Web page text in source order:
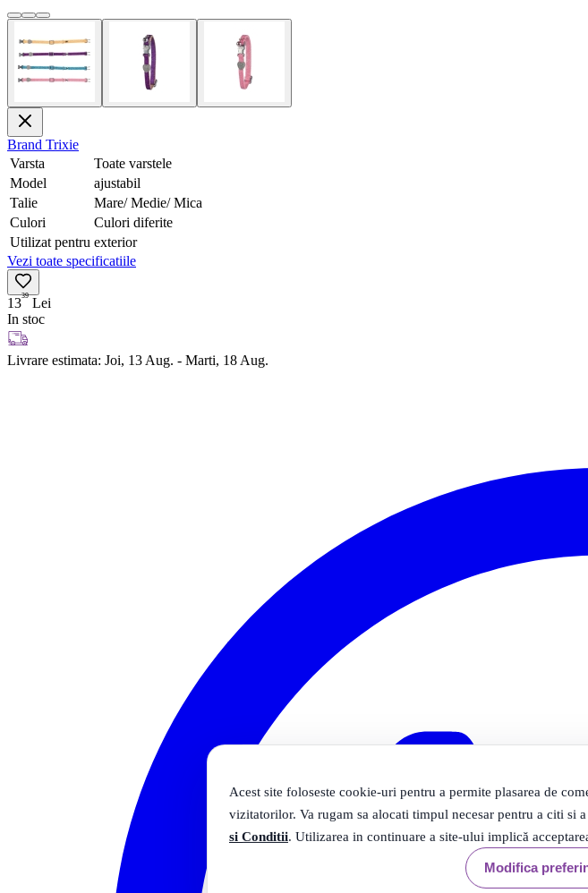
Acest site foloseste cookie-uri pentru a permite plasarea de
vizitatorilor. Va rugam sa alocati timpul necesar pentru a citi si
si Conditii. Utilizarea in continuare a site-ului implică
Modifica
Brand Trixie
Varsta
Toate varstele
Model
ajustabil
Talie
Mare/ Medie/ Mica
Culori
Culori diferite
Utilizat pentru exterior
Vezi toate specificatiile
1339 Lei
In stoc
Livrare estimata: Joi, 13 Aug. - Marti, 18 Aug.